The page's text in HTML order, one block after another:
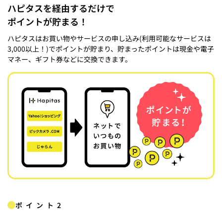
ハピタスを経由するだけで
ポイントが貯まる！
ハピタスはお買い物やサービスの申し込み(利用可能なサービスは
3,000以上！)でポイントが貯まり、貯まったポイントは現金や電子
マネー、ギフト券などに交換できます。
ポイント2